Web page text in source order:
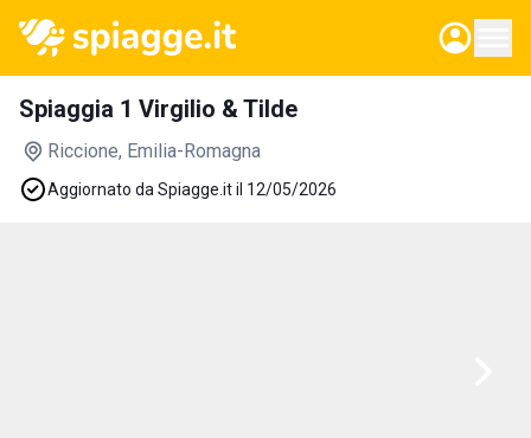
Spiaggia 1 Virgilio & Tilde
Riccione, Emilia-Romagna
Aggiornato da Spiagge.it il 12/05/2026